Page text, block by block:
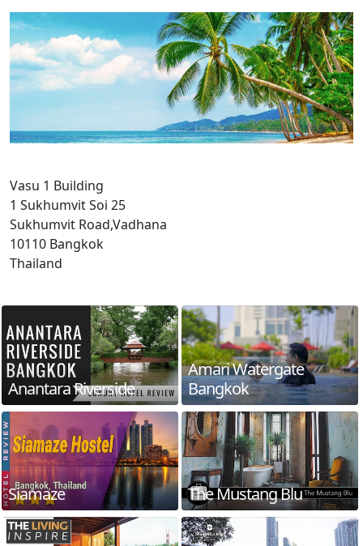
Vasu 1 Building
1 Sukhumvit Soi 25
Sukhumvit Road,Vadhana
10110 Bangkok
Thailand
Anantara Riverside
Amari Watergate
Bangkok
Siamaze The Mustang Blu